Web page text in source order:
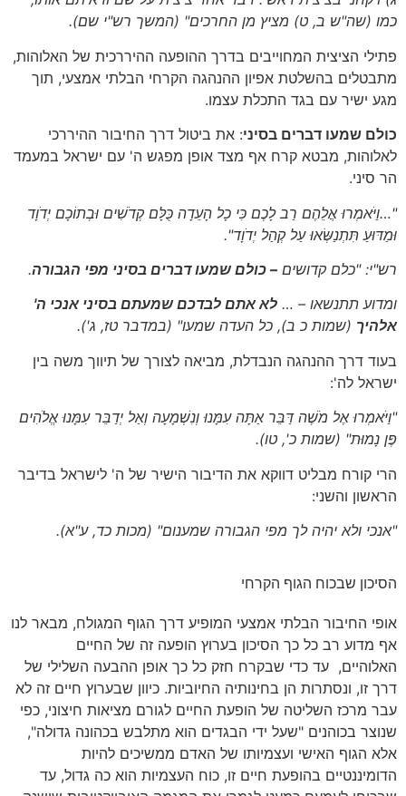
כמו (שה"ש ב, ט) מציץ מן החרכים" (המשך רש"י שם).
פתילי הציצית המחוייבים בדרך ההופעה ההיררכית של האלוהות,
מתבטלים בהשלטת אפיון ההנהגה הקרחי הבלתי אמצעי, תוך
מגע ישיר עם בגד התכלת עצמו.
כולם שמעו דברים בסיני: את ביטול דרך החיבור ההיררכי
לאלוהות, מבטא קרח אף מצד אופן מפגש ה' עם ישראל במעמד
הר סיני.
"…וַיֹּאמְרוּ אֲלֵהֶם רַב לָכֶם כִּי כָל הָעֵדָה כֻּלָּם קְדֹשִׁים וּבְתוֹכָם יְדֹוָד
וּמַדּוּעַ תִּתְנַשְּׂאוּ עַל קְהַל יְדֹוָד".
רש"י: "כלם קדושים – כולם שמעו דברים בסיני מפי הגבורה.
ומדוע תתנשאו – … לא אתם לבדכם שמעתם בסיני אנכי ה'
אלהיך (שמות כ ב), כל העדה שמעו" (במדבר טז, ג').
בעוד דרך ההנהגה הנבדלת, מביאה לצורך של תיווך משה בין
ישראל לה':
"וַיֹּאמְרוּ אֶל מֹשֶׁה דַּבֵּר אַתָּה עִמָּנוּ וְנִשְׁמָעָה וְאַל יְדַבֵּר עִמָּנוּ אֱלֹהִים
פֶּן נָמוּת" (שמות כ', טו).
הרי קורח מבליט דווקא את הדיבור הישיר של ה' לישראל בדיבר
הראשון והשני:
"אנכי ולא יהיה לך מפי הגבורה שמענום" (מכות כד, ע"א).
הסיכון שבכוח הגוף הקרחי
אופי החיבור הבלתי אמצעי המופיע דרך הגוף המגולח, מבאר לנו
אף מדוע רב כל כך הסיכון בערוץ הופעה זה של החיים
האלוהיים, עד כדי שבקרח חזק כל כך אופן ההבעה השלילי של
דרך זו, ונסתרות הן בחינותיה החיוביות. כיוון שבערוץ חיים זה לא
עבר מרכז השליטה של הופעת החיים לגורם מציאות חיצוני, כפי
שנוצר בכוהנים "שעל ידי הבגדים הוא מתלבש בכהונה גדולה",
אלא הגוף האישי ועצמיותו של האדם ממשיכים להיות
הדומיננטיים בהופעת חיים זו, כוח העצמיות הוא כה גדול, עד